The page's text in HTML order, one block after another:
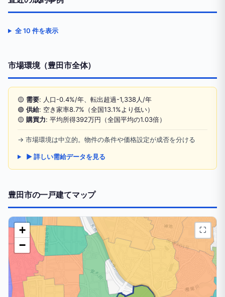
全 10 件を表示
市場環境（豊田市全体）
🟡 需要: 人口-0.4%/年、転出超過-1,338人/年
🟢 供給: 空き家率8.7%（全国13.1%より低い）
🟡 購買力: 平均所得392万円（全国平均の1.03倍）
→ 市場環境は中立的。物件の条件や価格設定が成否を分ける
▶ 詳しい需給データを見る
豊田市の一戸建てマップ
+
−
⛶